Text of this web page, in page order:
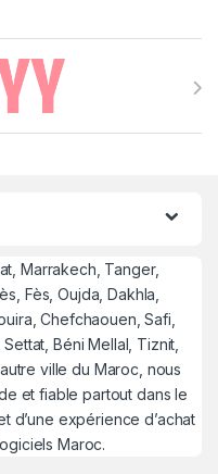
Marrakech, Tanger,
Fès, Oujda, Dakhla,
Chefchaouen, Safi,
Béni Mellal, Tiznit,
ville du Maroc, nous
et fiable partout dans le
d’une expérience d’achat
Maroc.